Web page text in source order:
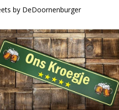
by DeDoornenburger